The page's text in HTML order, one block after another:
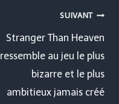
SUIVANT
Stranger Than Heaven
ressemble au jeu le plus
bizarre et le plus
ambitieux jamais créé